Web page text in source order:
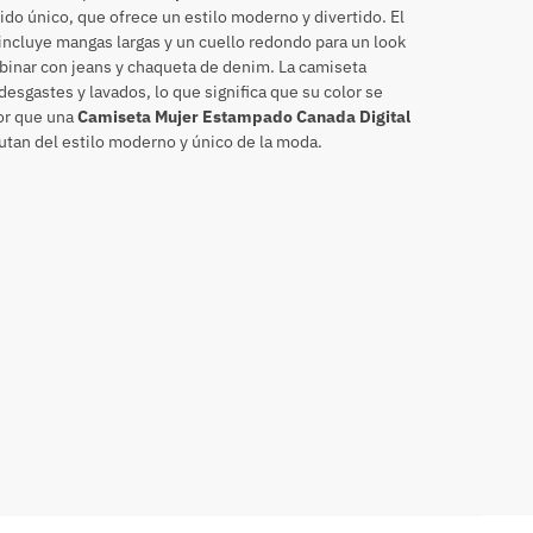
único, que ofrece un estilo moderno y divertido. El
mangas largas y un cuello redondo para un look
con jeans y chaqueta de denim. La camiseta
y lavados, lo que significa que su color se
que unaCamiseta Mujer Estampado Canada Digital
del estilo moderno y único de la moda.